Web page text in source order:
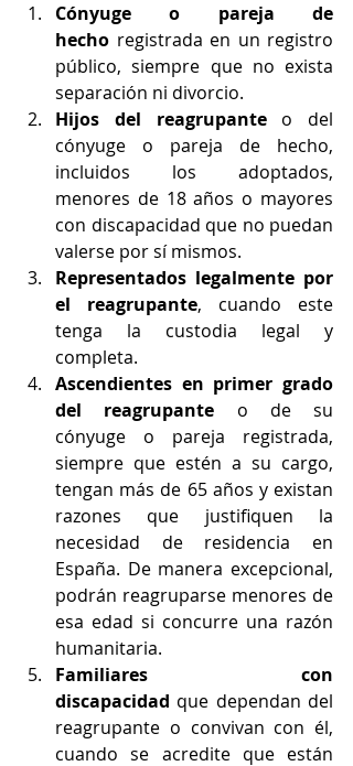
Cónyuge o pareja de
hecho registrada en un registro
público, siempre que no exista
separación ni divorcio.
Hijos del reagrupante o del
cónyuge o pareja de hecho,
incluidos los adoptados,
menores de 18 años o mayores
con discapacidad que no puedan
valerse por sí mismos.
Representados legalmente por
el reagrupante, cuando este
tenga la custodia legal y
completa.
Ascendientes en primer grado
del reagrupante o de su
cónyuge o pareja registrada,
siempre que estén a su cargo,
tengan más de 65 años y existan
razones que justifiquen la
necesidad de residencia en
España. De manera excepcional,
podrán reagruparse menores de
esa edad si concurre una razón
humanitaria.
Familiares con
discapacidad que dependan del
reagrupante o convivan con él,
cuando se acredite que están